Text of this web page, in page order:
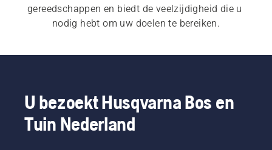
gereedschappen en biedt de veelzijdigheid die u
nodig hebt om uw doelen te bereiken.
U bezoekt Husqvarna Bos en
Tuin Nederland